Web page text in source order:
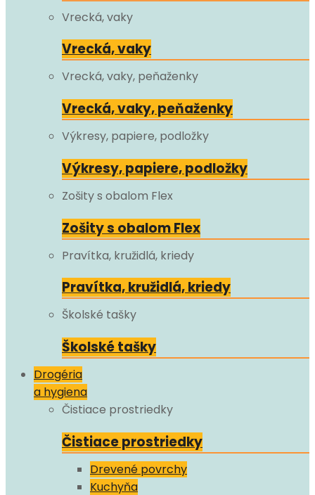
Vrecká, vaky
Vrecká, vaky
Vrecká, vaky, peňaženky
Vrecká, vaky, peňaženky
Výkresy, papiere, podložky
Výkresy, papiere, podložky
Zošity s obalom Flex
Zošity s obalom Flex
Pravítka, kružidlá, kriedy
Pravítka, kružidlá, kriedy
Školské tašky
Školské tašky
Drogéria
a hygiena
Čistiace prostriedky
Čistiace prostriedky
Drevené povrchy
Kuchyňa